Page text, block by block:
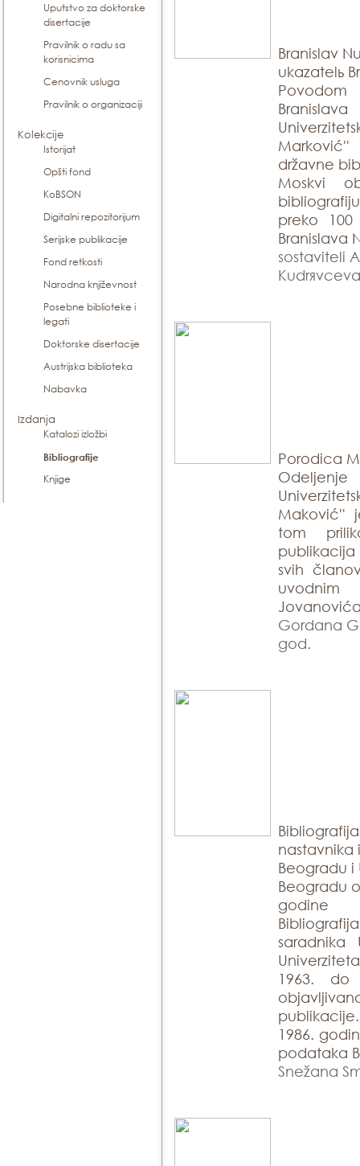
Uputstvo za doktorske
disertacije
Pravilnik o radu sa
korisnicima
Cenovnik usluga
Pravilnik o organizaciji
Kolekcije
Istorijat
Opšti fond
KoBSON
Digitalni repozitorijum
Serijske publikacije
Fond retkosti
Narodna književnost
Posebne biblioteke i
legati
Doktorske disertacije
Austrijska biblioteka
Nabavka
Izdanja
Katalozi izložbi
Bibliografije
Knjige
Branislav
ukazatelь
Marković''
državne
Moskvi
preko
Branislava
sostaviteli
Porodica
Maković''
tom
svih
Gordana
god.
nastavnika
Beogradu i
Beogradu
godine
saradnika
1963.
1986.
podataka
Snežana